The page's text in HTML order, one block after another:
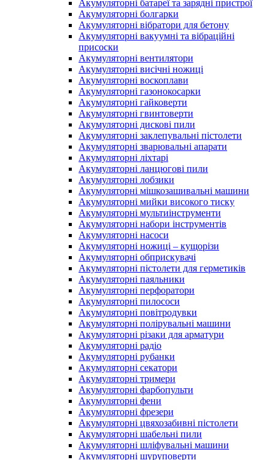
Акумуляторні батареї та зарядні пристрої
Акумуляторні болгарки
Акумуляторні вібратори для бетону
Акумуляторні вакуумні та вібраційні
присоски
Акумуляторні вентилятори
Акумуляторні висічні ножиці
Акумуляторні воскоплави
Акумуляторні газонокосарки
Акумуляторні гайковерти
Акумуляторні гвинтоверти
Акумуляторні дискові пили
Акумуляторні заклепувальні пістолети
Акумуляторні зварювальні апарати
Акумуляторні ліхтарі
Акумуляторні ланцюгові пили
Акумуляторні лобзики
Акумуляторні мішкозашивальні машини
Акумуляторні мийки високого тиску
Акумуляторні мультиінструменти
Акумуляторні набори інструментів
Акумуляторні насоси
Акумуляторні ножиці – кущорізи
Акумуляторні обприскувачі
Акумуляторні пістолети для герметиків
Акумуляторні паяльники
Акумуляторні перфоратори
Акумуляторні пилососи
Акумуляторні повітродувки
Акумуляторні полірувальні машини
Акумуляторні різаки для арматури
Акумуляторні радіо
Акумуляторні рубанки
Акумуляторні секатори
Акумуляторні тримери
Акумуляторні фарбопульти
Акумуляторні фени
Акумуляторні фрезери
Акумуляторні цвяхозабивні пістолети
Акумуляторні шабельні пили
Акумуляторні шліфувальні машини
Акумуляторні шуруповерти